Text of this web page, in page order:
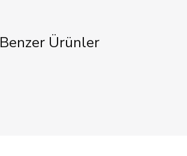
Benzer Ürünler